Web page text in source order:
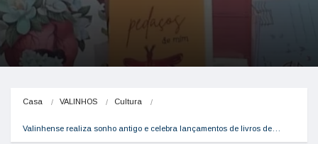
Casa VALINHOS Cultura
Valinhense realiza sonho antigo e celebra lançamentos de livros de…